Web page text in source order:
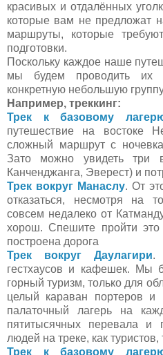
красивых и отдалённых
которые вам не предложат
маршруты, которые
подготовки.
Поскольку каждое наше
мы будем проводить их
конкретную небольшую
Например, треккинг:
Трек к базовому
путешествие на востоке
сложный маршрут с
Зато можно увидеть три
Канченджанга, Эверест) и
Трек вокруг Манаслу. От
отказаться, несмотря на
совсем недалеко от
хорош. Спешите пройти
построена дорога
Трек вокруг Даулагири.
гестхаусов и кафешек. Мы
горный туризм, только для
целый караван портеров и
палаточный лагерь на
пятитысячных перевала и
людей на треке, как
Трек к базовому